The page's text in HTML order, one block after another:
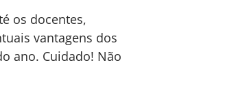
os docentes,
vantagens dos
ano. Cuidado! Não